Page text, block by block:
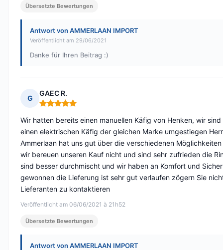
Übersetzte Bewertungen
Antwort von AMMERLAAN IMPORT
Veröffentlicht am 29/06/2021
Danke für Ihren Beitrag :)
G
GAEC R.
Hinweis: 5 von 5
Veröffentlicht am 06/06/2021 à 21h52
Wir hatten bereits einen manuellen Käfig von Henken, wir sind
einen elektrischen Käfig der gleichen Marke umgestiegen Herr
Ammerlaan hat uns gut über die verschiedenen
wir bereuen unseren Kauf nicht und sind sehr zufrieden die
sind besser durchmischt und wir haben an Komfort und
gewonnen die Lieferung ist sehr gut verlaufen zögern Sie
Lieferanten zu kontaktieren
Übersetzte Bewertungen
Antwort von AMMERLAAN IMPORT